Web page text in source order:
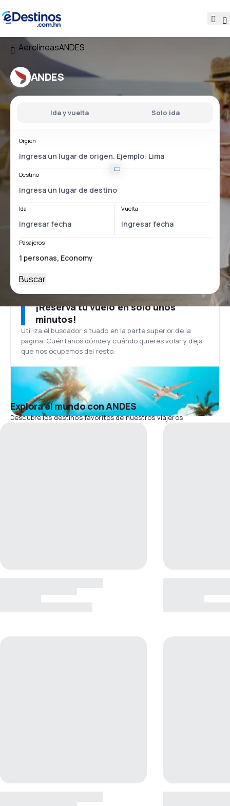
AerolíneasANDES
ANDES
Ida y vuelta Solo ida
Orgien
Destino
Ida Vuelta
Pasajeros
Buscar
¡Reserva tu vuelo en solo unos
minutos!
Utiliza el buscador situado en la parte superior de la
página. Cuéntanos dónde y cuándo quieres volar y deja
que nos ocupemos del resto.
Explora el mundo con ANDES
Descubre los destinos favoritos de nuestros viajeros